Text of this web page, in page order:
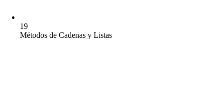
19
Métodos de Cadenas y Listas